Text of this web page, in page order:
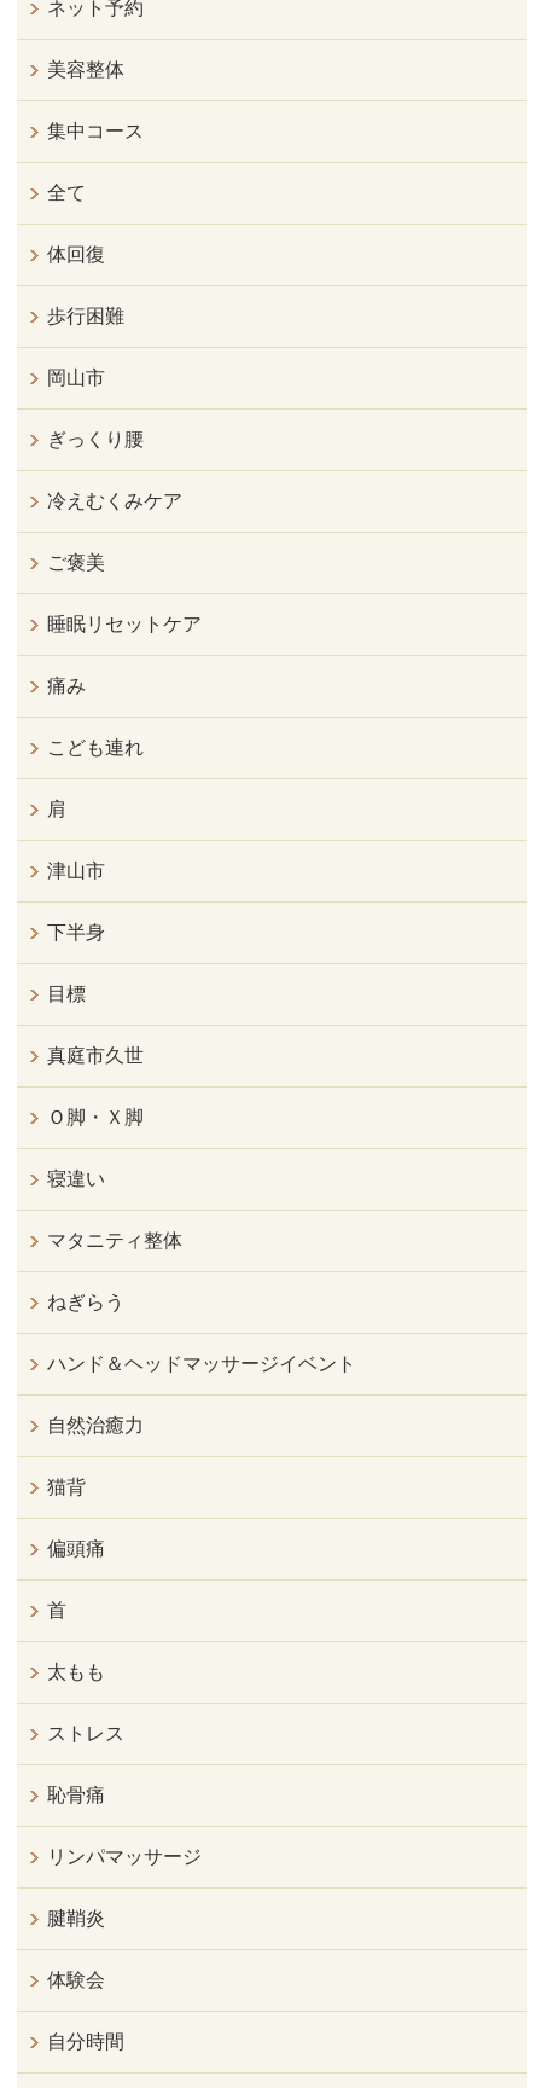
ネット予約
美容整体
集中コース
全て
体回復
歩行困難
岡山市
ぎっくり腰
冷えむくみケア
ご褒美
睡眠リセットケア
痛み
こども連れ
肩
津山市
下半身
目標
真庭市久世
Ｏ脚・Ｘ脚
寝違い
マタニティ整体
ねぎらう
ハンド＆ヘッドマッサージイベント
自然治癒力
猫背
偏頭痛
首
太もも
ストレス
恥骨痛
リンパマッサージ
腱鞘炎
体験会
自分時間